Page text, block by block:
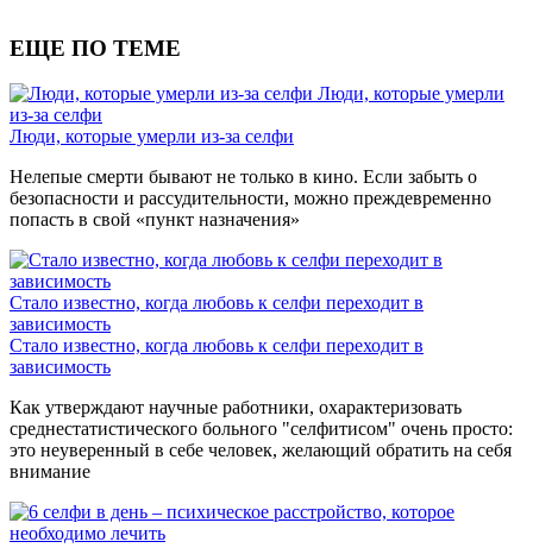
ЕЩЕ ПО ТЕМЕ
Люди, которые умерли
из-за селфи
Люди, которые умерли из-за селфи
Нелепые смерти бывают не только в кино. Если забыть о
безопасности и рассудительности, можно преждевременно
попасть в свой «пункт назначения»
Стало известно, когда любовь к селфи переходит в
зависимость
Стало известно, когда любовь к селфи переходит в
зависимость
Как утверждают научные работники, охарактеризовать
среднестатистического больного "селфитисом" очень просто:
это неуверенный в себе человек, желающий обратить на себя
внимание